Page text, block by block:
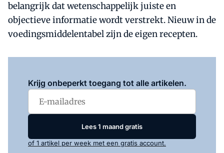
belangrijk dat wetenschappelijk juiste en
objectieve informatie wordt verstrekt. Nieuw in de
voedingsmiddelentabel zijn de eigen recepten.
Krijg onbeperkt toegang tot alle artikelen.
Lees 1 maand gratis
of 1 artikel per week met een gratis account.